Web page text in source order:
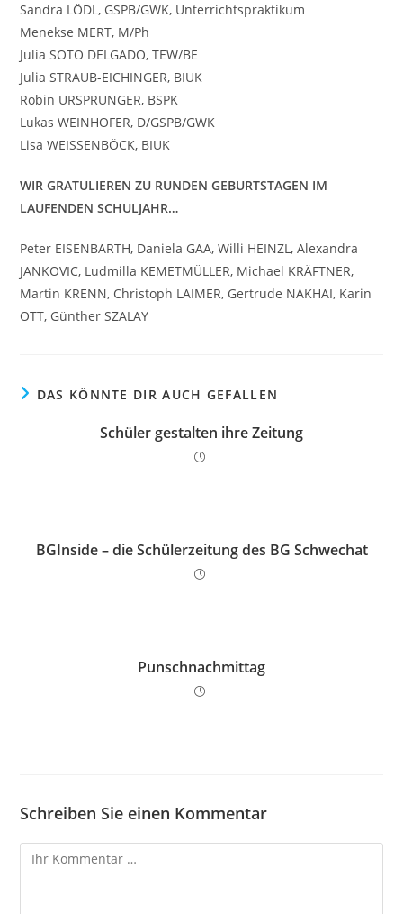
Sandra LÖDL, GSPB/GWK, Unterrichtspraktikum
Menekse MERT, M/Ph
Julia SOTO DELGADO, TEW/BE
Julia STRAUB-EICHINGER, BIUK
Robin URSPRUNGER, BSPK
Lukas WEINHOFER, D/GSPB/GWK
Lisa WEISSENBÖCK, BIUK
WIR GRATULIEREN ZU RUNDEN GEBURTSTAGEN IM
LAUFENDEN SCHULJAHR…
Peter EISENBARTH, Daniela GAA, Willi HEINZL, Alexandra
JANKOVIC, Ludmilla KEMETMÜLLER, Michael KRÄFTNER,
Martin KRENN, Christoph LAIMER, Gertrude NAKHAI, Karin
OTT, Günther SZALAY
DAS KÖNNTE DIR AUCH GEFALLEN
Schüler gestalten ihre Zeitung
BGInside – die Schülerzeitung des BG Schwechat
Punschnachmittag
Schreiben Sie einen Kommentar
Kommentar